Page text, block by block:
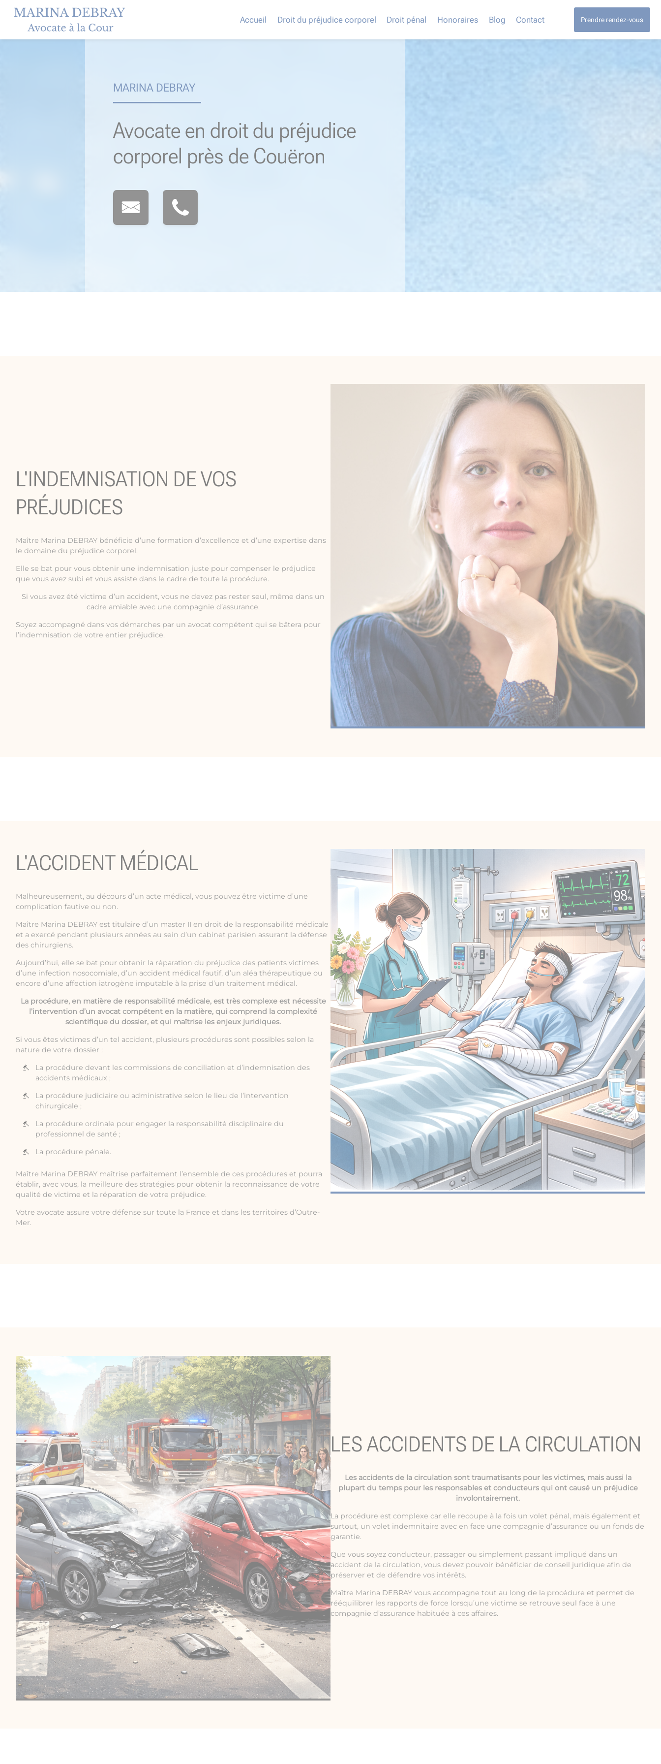
Accueil Droit du préjudice corporel Droit pénal Honoraires Blog Contact Prendre rendez-vous
MARINA DEBRAY
Avocate en droit du préjudice
corporel près de Couëron
L'INDEMNISATION DE VOS
PRÉJUDICES
Maître Marina DEBRAY bénéficie d’une formation d’excellence et d’une expertise dans
le domaine du préjudice corporel.
Elle se bat pour vous obtenir une indemnisation juste pour compenser le préjudice
que vous avez subi et vous assiste dans le cadre de toute la procédure.
Si vous avez été victime d’un accident, vous ne devez pas rester seul, même dans un
cadre amiable avec une compagnie d’assurance.
Soyez accompagné dans vos démarches par un avocat compétent qui se bâtera pour
l’indemnisation de votre entier préjudice.
L'ACCIDENT MÉDICAL
Malheureusement, au décours d’un acte médical, vous pouvez être victime d’une
complication fautive ou non.
Maître Marina DEBRAY est titulaire d’un master II en droit de la responsabilité médicale
et a exercé pendant plusieurs années au sein d’un cabinet parisien assurant la défense
des chirurgiens.
Aujourd’hui, elle se bat pour obtenir la réparation du préjudice des patients victimes
d’une infection nosocomiale, d’un accident médical fautif, d’un aléa thérapeutique ou
encore d’une affection iatrogène imputable à la prise d’un traitement médical.
La procédure, en matière de responsabilité médicale, est très complexe est nécessite
l’intervention d’un avocat compétent en la matière, qui comprend la complexité
scientifique du dossier, et qui maîtrise les enjeux juridiques.
Si vous êtes victimes d’un tel accident, plusieurs procédures sont possibles selon la
nature de votre dossier :
La procédure devant les commissions de conciliation et d’indemnisation des
accidents médicaux ;
La procédure judiciaire ou administrative selon le lieu de l’intervention
chirurgicale ;
La procédure ordinale pour engager la responsabilité disciplinaire du
professionnel de santé ;
La procédure pénale.
Maître Marina DEBRAY maîtrise parfaitement l’ensemble de ces procédures et pourra
établir, avec vous, la meilleure des stratégies pour obtenir la reconnaissance de votre
qualité de victime et la réparation de votre préjudice.
Votre avocate assure votre défense sur toute la France et dans les territoires d’Outre-
Mer.
LES ACCIDENTS DE LA CIRCULATION
Les accidents de la circulation sont traumatisants pour les victimes, mais aussi la
plupart du temps pour les responsables et conducteurs qui ont causé un préjudice
involontairement.
La procédure est complexe car elle recoupe à la fois un volet pénal, mais également et
surtout, un volet indemnitaire avec en face une compagnie d’assurance ou un fonds de
garantie.
Que vous soyez conducteur, passager ou simplement passant impliqué dans un
accident de la circulation, vous devez pouvoir bénéficier de conseil juridique afin de
préserver et de défendre vos intérêts.
Maître Marina DEBRAY vous accompagne tout au long de la procédure et permet de
rééquilibrer les rapports de force lorsqu’une victime se retrouve seul face à une
compagnie d’assurance habituée à ces affaires.